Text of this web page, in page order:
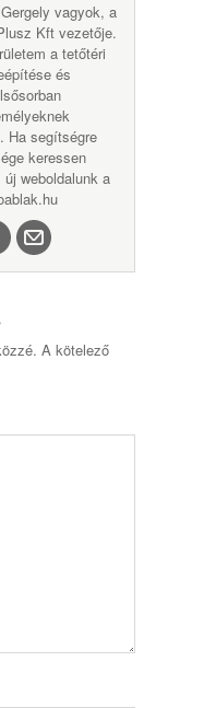
vagyok, a
Kft vezetője.
a tetőtéri
és
Ha segítségre
keressen
weboldalunk a
A kötelező